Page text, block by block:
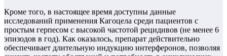
Кроме того, в настоящее время доступны данные
исследований применения Кагоцела среди пациентов с
простым герпесом с высокой частотой рецидивов (не менее 6
эпизодов в год). Как оказалось, препарат действительно
обеспечивает длительную индукцию интерферонов, позволяя